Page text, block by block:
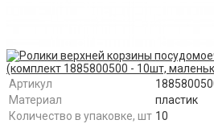
Артикул
Материал
пластик
Количество в упаковке, шт 10